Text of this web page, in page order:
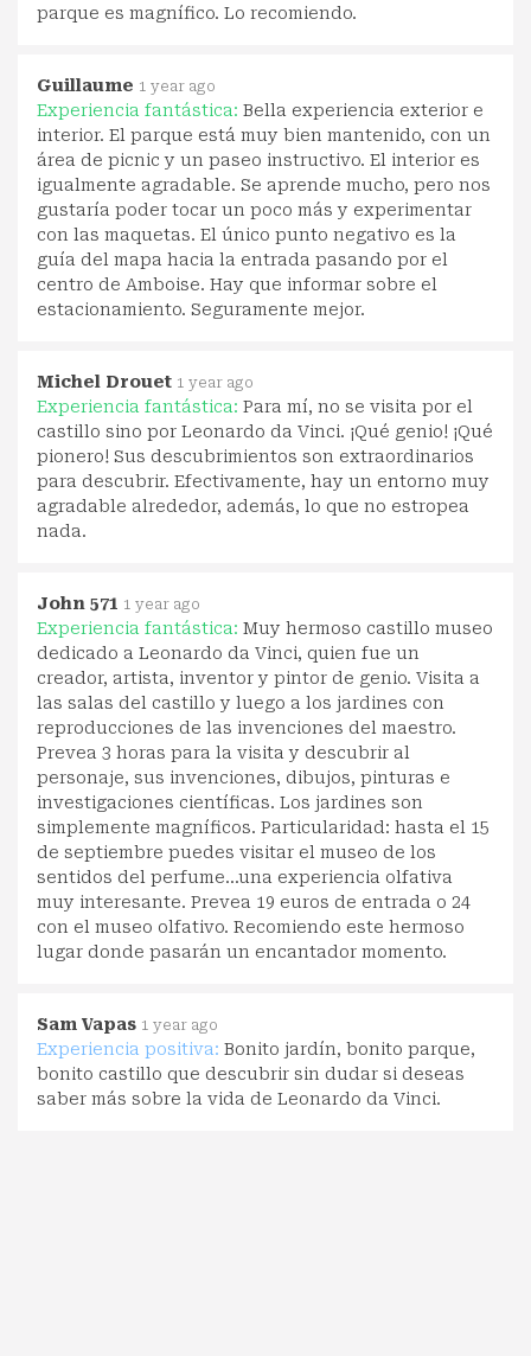
parque es magnífico. Lo recomiendo.
Guillaume 1 year ago
Experiencia fantástica: Bella experiencia exterior e
interior. El parque está muy bien mantenido, con un
área de picnic y un paseo instructivo. El interior es
igualmente agradable. Se aprende mucho, pero nos
gustaría poder tocar un poco más y experimentar
con las maquetas. El único punto negativo es la
guía del mapa hacia la entrada pasando por el
centro de Amboise. Hay que informar sobre el
estacionamiento. Seguramente mejor.
Michel Drouet 1 year ago
Experiencia fantástica: Para mí, no se visita por el
castillo sino por Leonardo da Vinci. ¡Qué genio! ¡Qué
pionero! Sus descubrimientos son extraordinarios
para descubrir. Efectivamente, hay un entorno muy
agradable alrededor, además, lo que no estropea
nada.
John 571 1 year ago
Experiencia fantástica: Muy hermoso castillo museo
dedicado a Leonardo da Vinci, quien fue un
creador, artista, inventor y pintor de genio. Visita a
las salas del castillo y luego a los jardines con
reproducciones de las invenciones del maestro.
Prevea 3 horas para la visita y descubrir al
personaje, sus invenciones, dibujos, pinturas e
investigaciones científicas. Los jardines son
simplemente magníficos. Particularidad: hasta el 15
de septiembre puedes visitar el museo de los
sentidos del perfume...una experiencia olfativa
muy interesante. Prevea 19 euros de entrada o 24
con el museo olfativo. Recomiendo este hermoso
lugar donde pasarán un encantador momento.
Sam Vapas 1 year ago
Experiencia positiva: Bonito jardín, bonito parque,
bonito castillo que descubrir sin dudar si deseas
saber más sobre la vida de Leonardo da Vinci.